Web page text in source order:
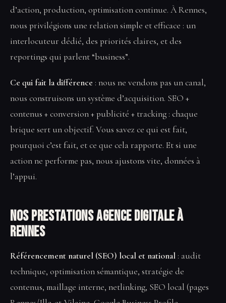
d’action, production, optimisation continue. À Rennes,
nous privilégions une relation simple et efficace : un
interlocuteur dédié, des priorités claires, et des
reportings qui parlent “business”.
Ce qui fait la différence : nous ne vendons pas un canal,
nous construisons un système d’acquisition. SEO +
contenus + conversion + publicité + tracking : chaque
brique sert un objectif. Vous savez ce qui est fait,
pourquoi c’est fait, et ce que cela rapporte. Et si une
action ne performe pas, nous ajustons vite, données à
l’appui.
Nos prestations Agence digitale à
Rennes
Référencement naturel (SEO) local et national : audit
technique, optimisation sémantique, stratégie de
contenus, maillage interne, netlinking, SEO local (pages